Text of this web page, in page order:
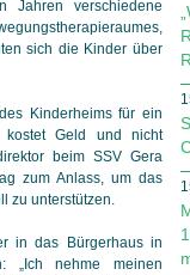
Jahren verschiedene
sich die Kinder über
Kinderheims für ein
kostet Geld und nicht
beim SSV Gera
zum Anlass, um das
zu unterstützen.
in das Bürgerhaus in
„Ich nehme meinen